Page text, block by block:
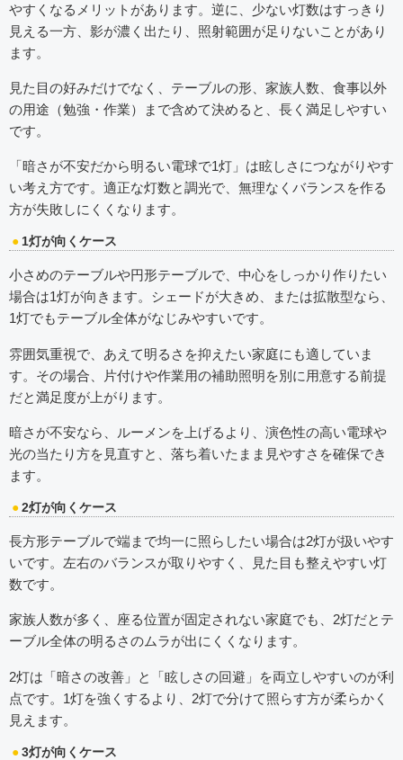
やすくなるメリットがあります。逆に、少ない灯数はすっきり
見える一方、影が濃く出たり、照射範囲が足りないことがあり
ます。
見た目の好みだけでなく、テーブルの形、家族人数、食事以外
の用途（勉強・作業）まで含めて決めると、長く満足しやすい
です。
「暗さが不安だから明るい電球で1灯」は眩しさにつながりやす
い考え方です。適正な灯数と調光で、無理なくバランスを作る
方が失敗しにくくなります。
1灯が向くケース
小さめのテーブルや円形テーブルで、中心をしっかり作りたい
場合は1灯が向きます。シェードが大きめ、または拡散型なら、
1灯でもテーブル全体がなじみやすいです。
雰囲気重視で、あえて明るさを抑えたい家庭にも適していま
す。その場合、片付けや作業用の補助照明を別に用意する前提
だと満足度が上がります。
暗さが不安なら、ルーメンを上げるより、演色性の高い電球や
光の当たり方を見直すと、落ち着いたまま見やすさを確保でき
ます。
2灯が向くケース
長方形テーブルで端まで均一に照らしたい場合は2灯が扱いやす
いです。左右のバランスが取りやすく、見た目も整えやすい灯
数です。
家族人数が多く、座る位置が固定されない家庭でも、2灯だとテ
ーブル全体の明るさのムラが出にくくなります。
2灯は「暗さの改善」と「眩しさの回避」を両立しやすいのが利
点です。1灯を強くするより、2灯で分けて照らす方が柔らかく
見えます。
3灯が向くケース